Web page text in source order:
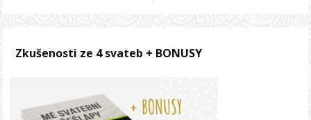
Zkušenosti ze 4 svateb + BONUSY